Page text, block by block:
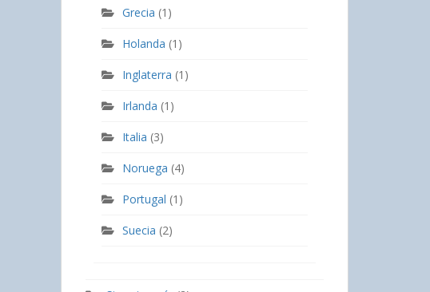
Grecia (1)
Holanda (1)
Inglaterra (1)
Irlanda (1)
Italia (3)
Noruega (4)
Portugal (1)
Suecia (2)